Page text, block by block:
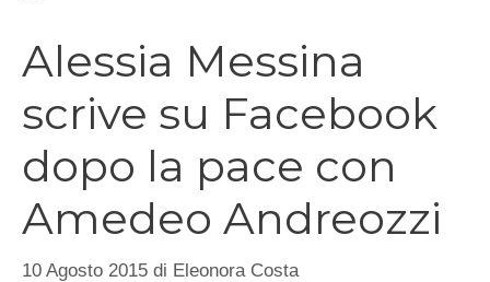
Alessia Messina
scrive su Facebook
dopo la pace con
Amedeo Andreozzi
10 Agosto 2015 di Eleonora Costa